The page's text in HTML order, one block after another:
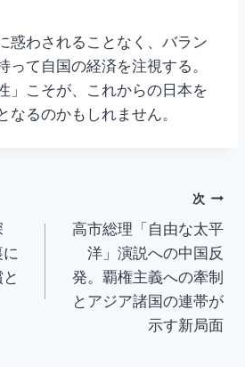
惑わされることなく、バラン
って自国の経済を注視する。
」こそが、これからの日本を
なるのかもしれません。
次
高市総理「自由な太平
洋」演説への中国反
発。覇権主義への牽制
とアジア諸国の連帯が
示す新局面